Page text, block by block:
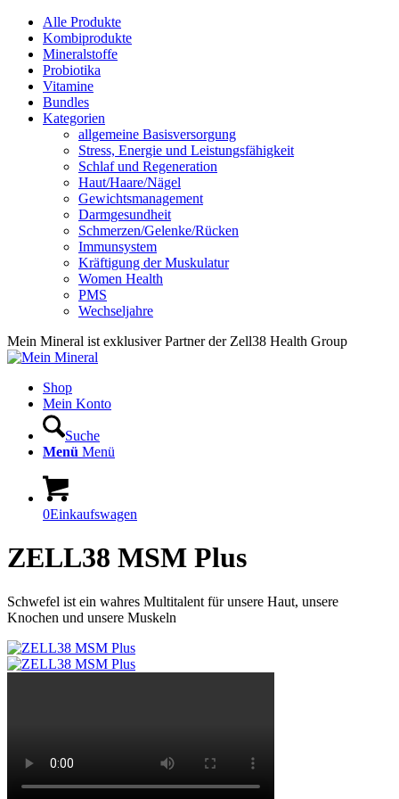
Alle Produkte
Kombiprodukte
Mineralstoffe
Probiotika
Vitamine
Bundles
Kategorien
allgemeine Basisversorgung
Stress, Energie und Leistungsfähigkeit
Schlaf und Regeneration
Haut/Haare/Nägel
Gewichtsmanagement
Darmgesundheit
Schmerzen/Gelenke/Rücken
Immunsystem
Kräftigung der Muskulatur
Women Health
PMS
Wechseljahre
Mein Mineral ist exklusiver Partner der Zell38 Health Group
Shop
Mein Konto
Suche
Menü Menü
0Einkaufswagen
ZELL38 MSM Plus
Schwefel ist ein wahres Multitalent für unsere Haut, unsere
Knochen und unsere Muskeln